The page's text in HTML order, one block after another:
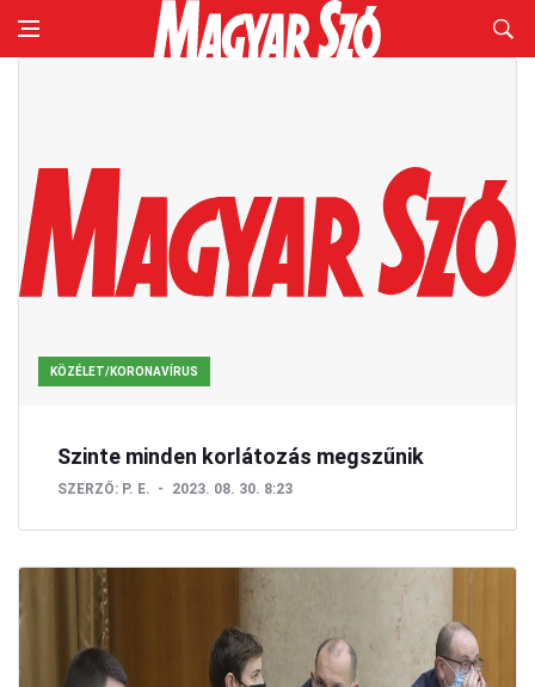
KÖZÉLET/KORONAVÍRUS
Szinte minden korlátozás megszűnik
SZERZŐ: P. E. 2023. 08. 30. 8:23